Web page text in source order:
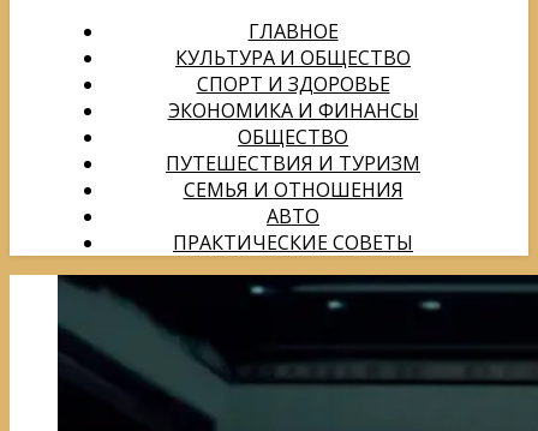
ГЛАВНОЕ
КУЛЬТУРА И ОБЩЕСТВО
СПОРТ И ЗДОРОВЬЕ
ЭКОНОМИКА И ФИНАНСЫ
ОБЩЕСТВО
ПУТЕШЕСТВИЯ И ТУРИЗМ
СЕМЬЯ И ОТНОШЕНИЯ
АВТО
ПРАКТИЧЕСКИЕ СОВЕТЫ